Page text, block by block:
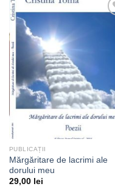
PUBLICAȚII
Mărgăritare de lacrimi ale
dorului meu
29,00 lei